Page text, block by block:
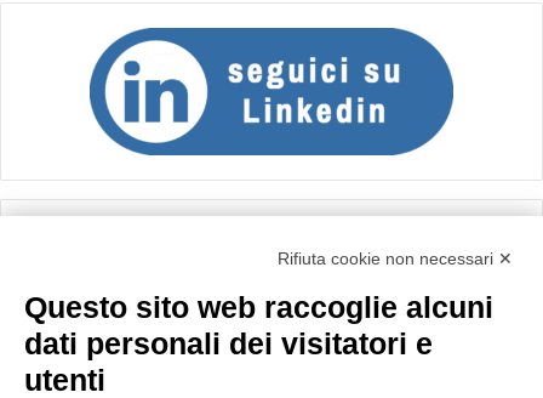
Importo netto (€):
Rifiuta cookie non necessari ✕
Questo sito web raccoglie alcuni
dati personali dei visitatori e
utenti